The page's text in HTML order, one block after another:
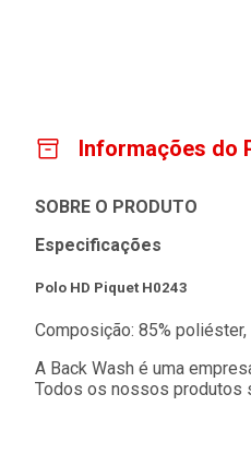
Informações do
SOBRE O PRODUTO
Especificações
Polo HD Piquet H0243
Composição: 85% poliéster,
A Back Wash é uma
Todos os nossos produtos